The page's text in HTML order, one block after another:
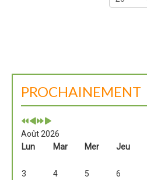
PROCHAINEMENT
Août 2026
Lun
Mar Mer Jeu
3
4 5 6